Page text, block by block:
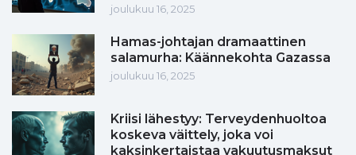
joulukuu 16, 2025
Hamas-johtajan dramaattinen
salamurha: Käännekohta Gazassa
joulukuu 16, 2025
Kriisi lähestyy: Terveydenhuoltoa
koskeva väittely, joka voi
kaksinkertaistaa vakuutusmaksut